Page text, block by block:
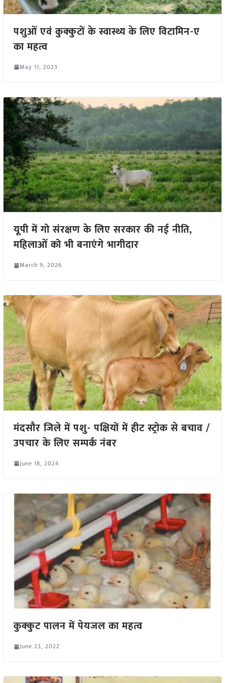
पशुओं एवं कुक्कुटों के स्वास्थ्य के लिए विटामिन-ए
का महत्व
May 11, 2023
यूपी में गो संरक्षण के लिए सरकार की नई नीति,
महिलाओं को भी बनाएंगे भागीदार
March 9, 2026
मंदसौर जिले में पशु- पक्षियों में हीट स्ट्रोक से बचाव /
उपचार के लिए सम्पर्क नंबर
June 18, 2024
कुक्कुट पालन में पेयजल का महत्व
June 23, 2022